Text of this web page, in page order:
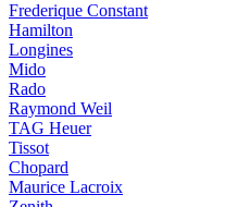
Frederique Constant
Hamilton
Longines
Mido
Rado
Raymond Weil
TAG Heuer
Tissot
Chopard
Maurice Lacroix